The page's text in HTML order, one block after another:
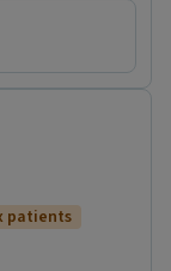
patients